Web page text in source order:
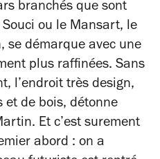
branchés que sont
Souci ou le Mansart, le
se démarque avec une
plus raffinées. Sans
l’endroit très design,
et de bois, détonne
Et c’est surement
abord : on a